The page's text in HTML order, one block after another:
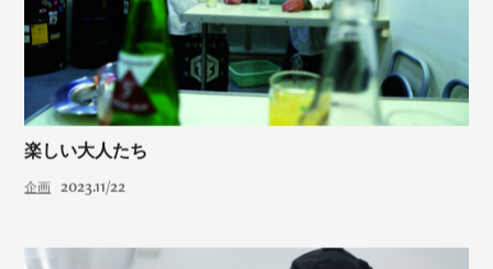
楽しい大人たち
企画 2023.11/22